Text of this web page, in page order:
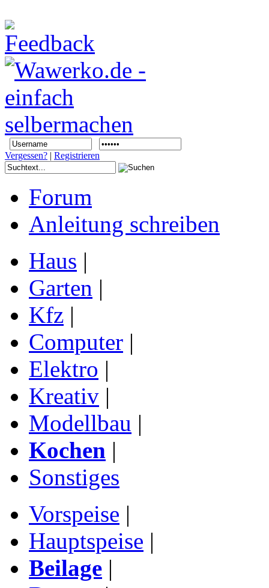
Vergessen? | Registrieren
Forum
Anleitung schreiben
Haus |
Garten |
Kfz |
Computer |
Elektro |
Kreativ |
Modellbau |
Kochen |
Sonstiges
Vorspeise |
Hauptspeise |
Beilage |